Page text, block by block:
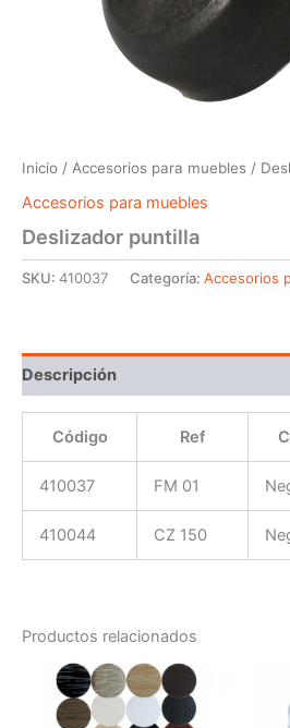
Inicio / Accesorios para muebles /
Accesorios para muebles
Deslizador puntilla
SKU: 410037 Categoría: Accesorios
Descripción
Código Ref
410037 FM 01
410044 CZ 150
Productos relacionados